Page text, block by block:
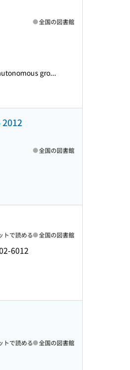
全国の図書館
gro...
全国の図書館
6012
トで読める 全国の図書館
トで読める 全国の図書館